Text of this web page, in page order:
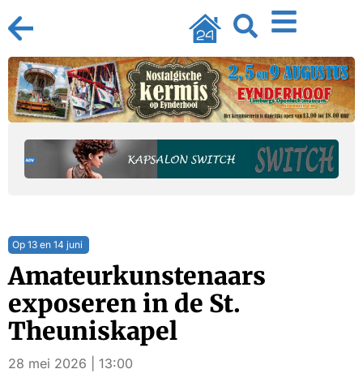
Op 13 en 14 juni
Amateurkunstenaars
exposeren in de St.
Theuniskapel
28 mei 2026 | 13:00